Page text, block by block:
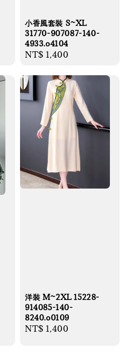
小香風套裝 S~XL
31770-907087-140-
4933.o4104
Regular
NT$ 1,400
洋裝 M~2XL 15228-
914085-140-
8240.o0109
Regular
NT$ 1,400